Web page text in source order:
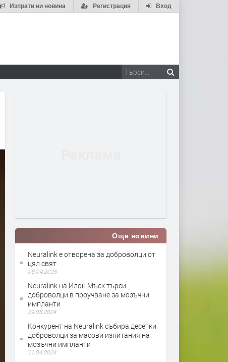
Вход
Регистрация
Изпрати ни новина
Още новини
Neuralink е отворена за доброволци от
цял свят
08.04.2025
Neuralink на Илон Мъск търси
доброволци в проучване за мозъчни
импланти
29.05.2024
Конкурент на Neuralink събира десетки
доброволци за масови изпитания на
мозъчни импланти
11.04.2024